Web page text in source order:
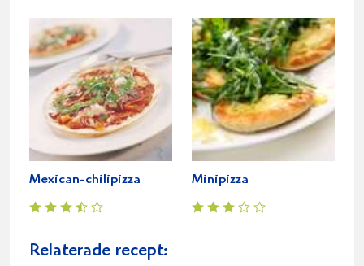
Mexican-chilipizza Minipizza
Relaterade recept: